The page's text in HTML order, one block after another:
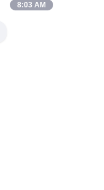
8:03 AM